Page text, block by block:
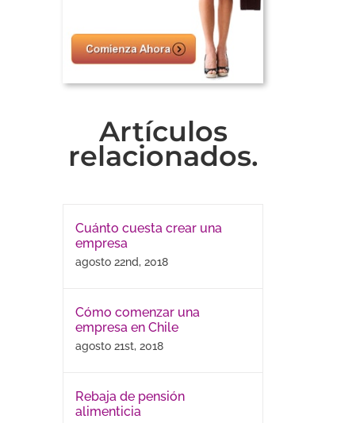
Artículos
relacionados.
Cuánto cuesta crear una
empresa
agosto 22nd, 2018
Cómo comenzar una
empresa en Chile
agosto 21st, 2018
Rebaja de pensión
alimenticia